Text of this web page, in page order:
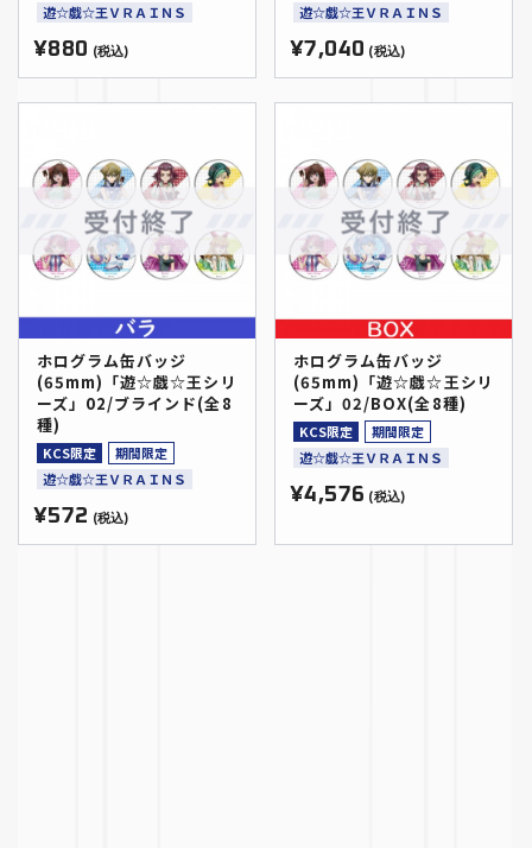
遊☆戯☆王ＶＲＡＩＮＳ
¥880 (税込)
遊☆戯☆王ＶＲＡＩＮＳ
¥7,040 (税込)
ホログラム缶バッジ
(65mm)「遊☆戯☆王シリ
ーズ」02/ブラインド(全8
種)
KCS限定
期間限定
遊☆戯☆王ＶＲＡＩＮＳ
¥572 (税込)
ホログラム缶バッジ
(65mm)「遊☆戯☆王シリ
ーズ」02/BOX(全8種)
KCS限定
期間限定
遊☆戯☆王ＶＲＡＩＮＳ
¥4,576 (税込)